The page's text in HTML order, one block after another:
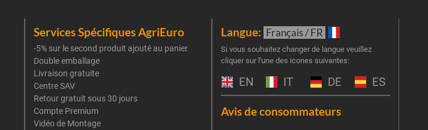
Services Spécifiques AgriEuro
-5% sur le second produit ajouté au panier
Double emballage
Livraison gratuite
Centre SAV
Retour gratuit sous 30 jours
Compte Premium
Vidéo de Montage
Langue: Français / FR
Si vous souhaitez changer de langue veuillez
cliquer sur l'une des icones suivantes:
EN IT DE ES
Avis de consommateurs